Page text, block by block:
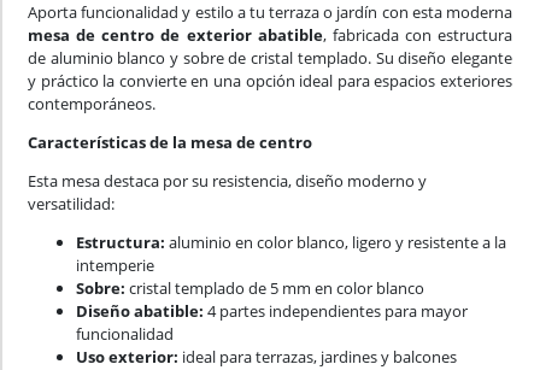
Aporta funcionalidad y estilo a tu terraza o jardín con esta moderna
mesa de centro de exterior abatible, fabricada con estructura
de aluminio blanco y sobre de cristal templado. Su diseño elegante
y práctico la convierte en una opción ideal para espacios exteriores
contemporáneos.
Características de la mesa de centro
Esta mesa destaca por su resistencia, diseño moderno y
versatilidad:
Estructura: aluminio en color blanco, ligero y resistente a la
intemperie
Sobre: cristal templado de 5 mm en color blanco
Diseño abatible: 4 partes independientes para mayor
funcionalidad
Uso exterior: ideal para terrazas, jardines y balcones